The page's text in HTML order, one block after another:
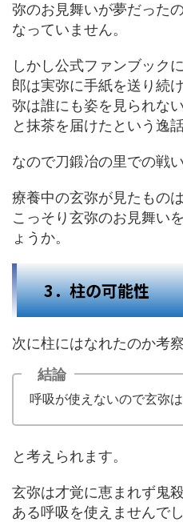
弥のお見舞いが夢だった
なっていません。
しかし公式ファンブック
郎は実弥に手紙を送り続
弥は誰にも姿を見られな
と抹茶を届けたという逸
なので刀鍛冶の里での戦い
療養中の玄弥が見たもの
こっそり玄弥のお見舞い
ょうか。
3．柱の可能性
次に柱にはなれたのか考
結論
呼吸が使えないので玄弥
と考えられます。
玄弥は才覚に恵まれず鬼
ある呼吸を使えませんでし